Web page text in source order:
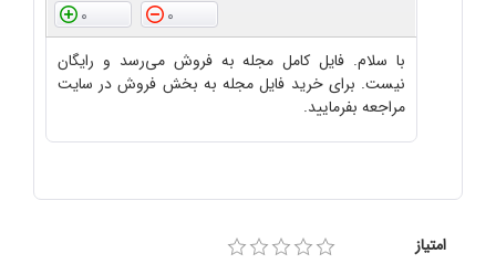
0
0
با سلام. فایل کامل مجله به فروش می‌رسد و رایگان
نیست. برای خرید فایل مجله به بخش فروش در سایت
مراجعه بفرمایید.
امتیاز